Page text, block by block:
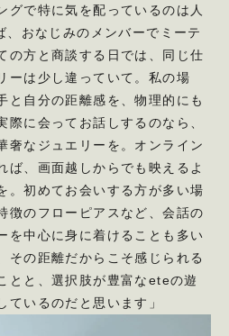
グで特に気を配っているのは人
、おなじみのメンバーでミーテ
の方と商談する日では、同じ仕
ーは少し違っていて。私の場
と自分の距離感を、物理的にも
際に会ってお話しするのなら、
奢なジュエリーを。オンライン
ば、画面越しからでも映えるよ
。初めてお会いする方が多い場
徴のフローピアスなど、会話の
を中心に身に着けることも多い
その距離だからこそ感じられる
とと、選択肢が豊富なeteの遊
ているのだと思います」